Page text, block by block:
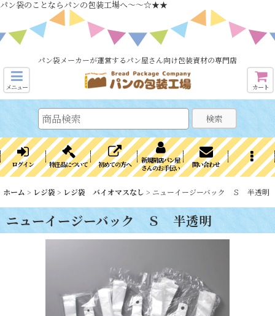
パン袋のことならパンの包装工場へ～～☆★★
パン袋メーカーが運営するパン屋さん向け包装資材の専門店
メニュー カート
検索
ログイン 特注品について 初めての方へ
新規開店パン屋
さんのお手伝い
問い合わせ
ホーム > レジ袋 > レジ袋 バイオマスなし > ニューイージーバック Ｓ 半透明
ニューイージーバック Ｓ 半透明